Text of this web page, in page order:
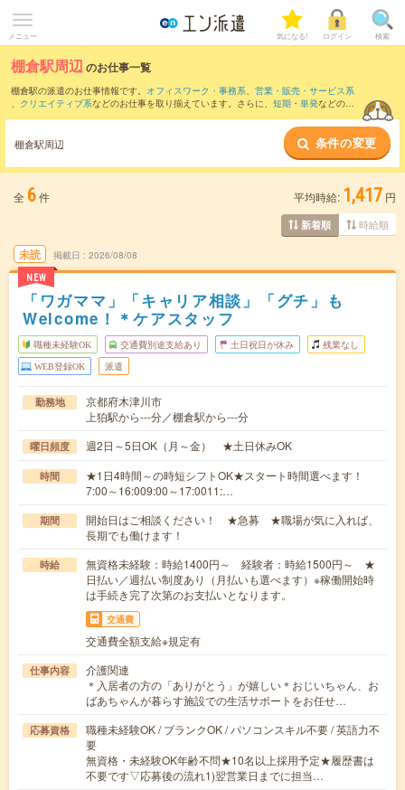
メニュー 気になる! ログイン 検索
棚倉駅周辺のお仕事一覧
棚倉駅の派遣のお仕事情報です。 オフィスワーク・事務系、 営業・販売・サービス系
、 クリエイティブ系などのお仕事を取り揃えています。さらに、 短期 ・ 単発などの期
また、大久保(京都府)駅 ・ 藤阪駅など近隣
駅のお仕事もご確認いただけます。
棚倉駅周辺 条件の変更
全 6件 平均時給: 1,417 円
新着順 時給順
未読
NEW
掲載日 2026/08/08
「ワガママ」「キャリア相談」「グチ」も
Welcome！＊ケアスタッフ
職種未経験OK 交通費別途支給あり 土日祝日が休み 残業なし
WEB登録OK 派遣
勤務地
京都府木津川市
上狛駅から---分／棚倉駅から---分
曜日頻度 週2日～5日OK（月～金） ★土日休みOK
時間
★1日4時間～の時短シフトOK★スタート時間選べます！
7:00～16:009:00～17:0011:…
期間
開始日はご相談ください！ ★急募 ★職場が気に入れば、
長期でも働けます！
時給
無資格未経験：時給1400円～ 経験者：時給1500円～ ★
日払い／週払い制度あり（月払いも選べます）※稼働開始時
は手続き完了次第のお支払いとなります。
交通費
交通費全額支給※規定有
仕事内容
介護関連
＊入居者の方の「ありがとう」が嬉しい＊おじいちゃん、お
ばあちゃんが暮らす施設での生活サポートをお任せ…
応募資格
職種未経験OK / ブランクOK / パソコンスキル不要 / 英語力不
要
無資格・未経験OK年齢不問★10名以上採用予定★履歴書は
不要です▽応募後の流れ1)翌営業日までに担当…